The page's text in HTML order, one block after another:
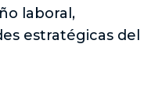
laboral,
estratégicas del